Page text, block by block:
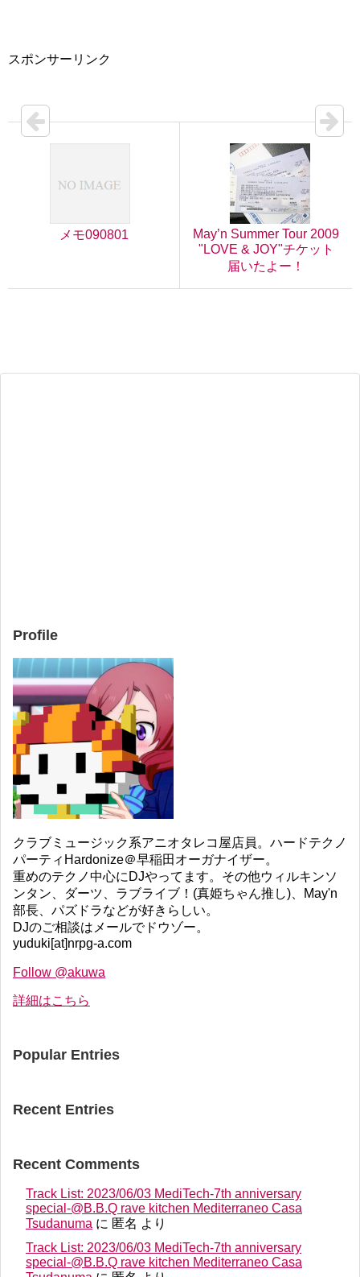
スポンサーリンク
メモ090801
May’n Summer Tour 2009
"LOVE & JOY"チケット
届いたよー！
Profile
クラブミュージック系アニオタレコ屋店員。ハードテクノ
パーティHardonize＠早稲田オーガナイザー。
重めのテクノ中心にDJやってます。その他ウィルキンソ
ンタン、ダーツ、ラブライブ！(真姫ちゃん推し)、May'n
部長、パズドラなどが好きらしい。
DJのご相談はメールでドウゾー。
yuduki[at]nrpg-a.com
Follow @akuwa
詳細はこちら
Popular Entries
Recent Entries
Recent Comments
Track List: 2023/06/03 MediTech-7th anniversary
special-@B.B.Q rave kitchen Mediterraneo Casa
Tsudanuma に 匿名 より
Track List: 2023/06/03 MediTech-7th anniversary
special-@B.B.Q rave kitchen Mediterraneo Casa